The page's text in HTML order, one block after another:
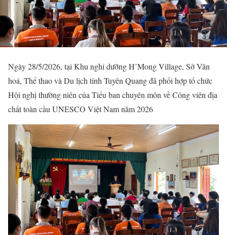
Ngày 28/5/2026, tại Khu nghỉ dưỡng H’Mong Village, Sở Văn
hoá, Thể thao và Du lịch tỉnh Tuyên Quang đã phối hợp tổ chức
Hội nghị thường niên của Tiểu ban chuyên môn về Công viên địa
chất toàn cầu UNESCO Việt Nam năm 2026